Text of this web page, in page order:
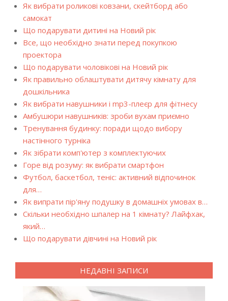
Як вибрати роликові ковзани, скейтборд або
самокат
Що подарувати дитині на Новий рік
Все, що необхідно знати перед покупкою
проектора
Що подарувати чоловікові на Новий рік
Як правильно облаштувати дитячу кімнату для
дошкільника
Як вибрати навушники і mp3-плеєр для фітнесу
Амбушюри навушників: зроби вухам приємно
Тренування будинку: поради щодо вибору
настінного турніка
Як зібрати комп'ютер з комплектуючих
Горе від розуму: як вибрати смартфон
Футбол, баскетбол, теніс: активний відпочинок
для…
Як випрати пір'яну подушку в домашніх умовах в…
Скільки необхідно шпалер на 1 кімнату? Лайфхак,
який…
Що подарувати дівчині на Новий рік
НЕДАВНІ ЗАПИСИ